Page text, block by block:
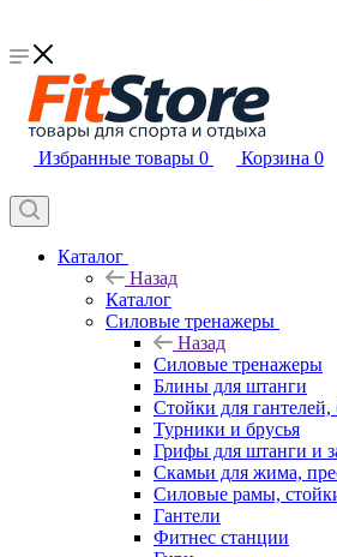
Избранные товары 0 Корзина 0
Каталог
Назад
Каталог
Силовые тренажеры
Назад
Силовые тренажеры
Блины для штанги
Стойки для
Турники и брусья
Грифы для штанги и
Скамьи для жима,
Силовые рамы,
Гантели
Фитнес станции